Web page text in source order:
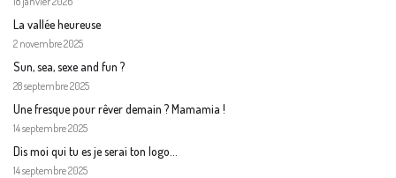
La vallée heureuse
2 novembre 2025
Sun, sea, sexe and fun ?
28 septembre 2025
Une fresque pour rêver demain ? Mamamia !
14 septembre 2025
Dis moi qui tu es je serai ton logo…
14 septembre 2025